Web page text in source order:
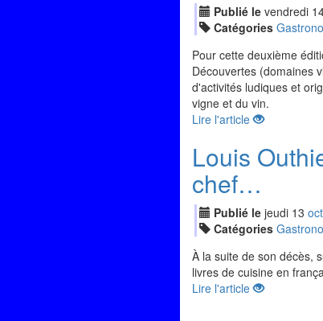
Publié le vendredi
Catégories
Pour cette deuxième
Découvertes (domaines
d'activités ludiques et
vigne et du vin.
Lire l'article
Louis
chef…
Publié le jeudi 13 oct
Catégories
À la suite de son décès,
livres de cuisine en
Lire l'article